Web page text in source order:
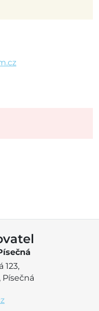
123,
Písečná